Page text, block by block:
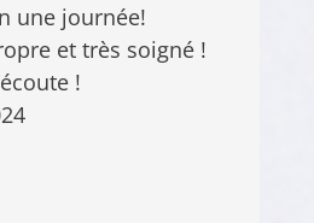
une journée!
et très soigné !
!